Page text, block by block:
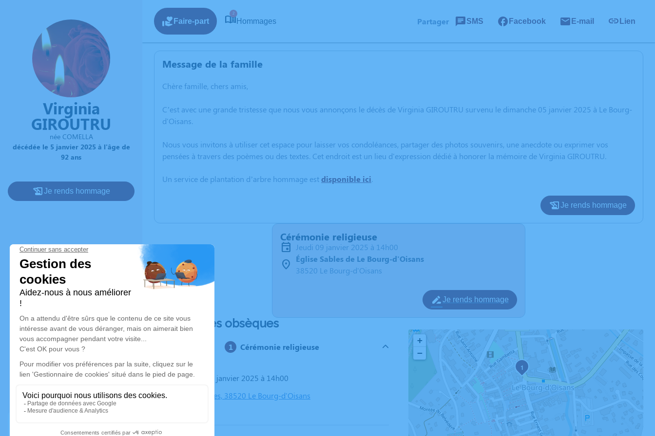
Virginia
GIROUTRU
née COMELLA
décédée le 5 janvier 2025 à l'âge de
92 ans
Je rends hommage
Faire-part
2
Hommages Partager SMS Facebook E-mail Lien
Message de la famille
Chère famille, chers amis,
C’est avec une grande tristesse que nous vous annonçons le décès de Virginia GIROUTRU survenu le dimanche 05 janvier 2025 à Le Bourg-
d'Oisans.
Nous vous invitons à utiliser cet espace pour laisser vos condoléances, partager des photos souvenirs, une anecdote ou exprimer vos
pensées à travers des poèmes ou des textes. Cet endroit est un lieu d'expression dédié à honorer la mémoire de Virginia GIROUTRU.
Un service de plantation d’arbre hommage estdisponible ici.
Je rends hommage
Cérémonie religieuse
jeudi 09 janvier 2025 à 14h00
Église Sables de Le Bourg-d'Oisans
38520 Le Bourg-d'Oisans
Je rends hommage
Déroulé des obsèques
Cérémonie religieuse
Le jeudi 09 janvier 2025 à 14h00
Église Sables, 38520 Le Bourg-d'Oisans
1
+
−